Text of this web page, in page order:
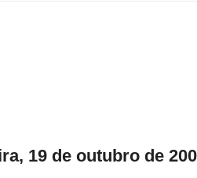
19 de outubro de